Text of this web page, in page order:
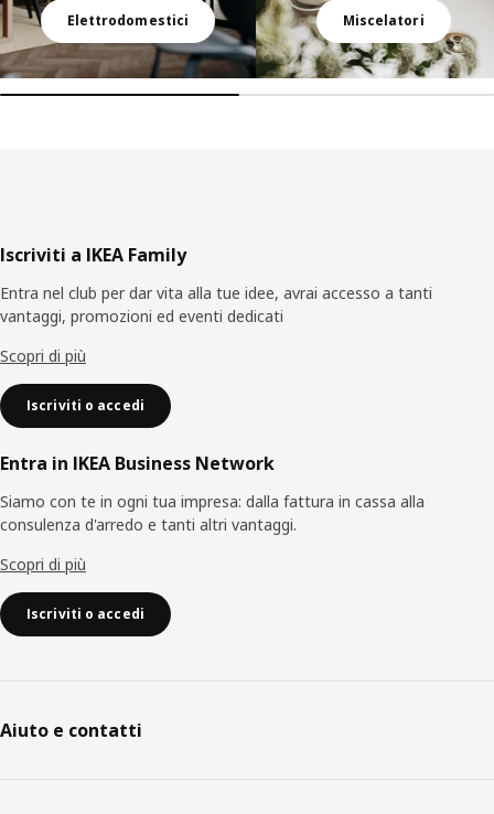
Elettrodomestici Miscelatori
Piè
di
pagina
Iscriviti a IKEA Family
Entra nel club per dar vita alla tue idee, avrai accesso a tanti
vantaggi, promozioni ed eventi dedicati
Scopri di più
Iscriviti o accedi
Entra in IKEA Business Network
Siamo con te in ogni tua impresa: dalla fattura in cassa alla
consulenza d'arredo e tanti altri vantaggi.
Scopri di più
Iscriviti o accedi
Aiuto e contatti